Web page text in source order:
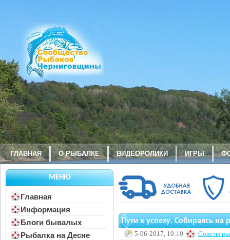
ГЛАВНАЯ О РЫБАЛКЕ ВИДЕОРОЛИКИ ИГРЫ
МЕНЮ
Главная
Информация
Блоги бывалых
Рыбалка на Десне
Пути к успеху. Собираясь на
5-06-2017, 10:10 Советы